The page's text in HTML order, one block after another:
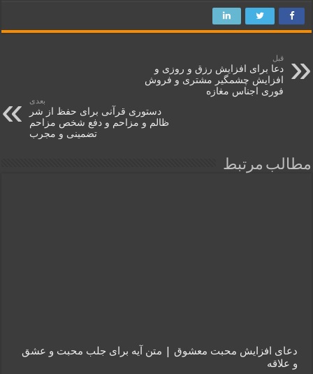
قبل
دعا برای افزایش رزق و روزی و
افزایش چشمگیر مشتری و فروش
فوری اجناس مغازه
بعدی
دستوری قرآنی برای حفظ از شر
ظالم و مزاحم و دفع شخص مزاحم
تضمینی و مجرب
مطالب مرتبط
دعای افزایش محبت معشوق | متن آیه برای جلب محبت و عشق
و علاقه